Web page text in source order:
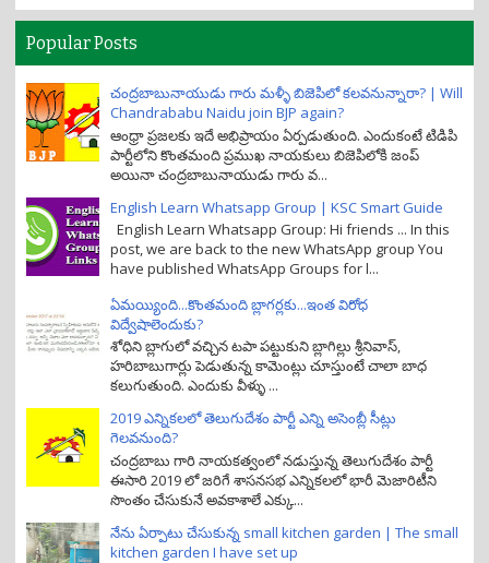
Popular Posts
చంద్రబాబునాయుడు గారు మళ్ళీ బిజెపిలో కలవనున్నారా? | Will
Chandrababu Naidu join BJP again?
ఆంధ్రా ప్రజలకు ఇదే అభిప్రాయం ఏర్పడుతుంది. ఎందుకంటే టిడిపి
పార్టీలోని కొంతమంది ప్రముఖ నాయకులు బిజెపిలోకి జంప్
అయినా చంద్రబాబునాయుడు గారు వ...
English Learn Whatsapp Group | KSC Smart Guide
English Learn Whatsapp Group: Hi friends ... In this
post, we are back to the new WhatsApp group You
have published WhatsApp Groups for l...
ఏమయ్యింది...కొంతమంది బ్లాగర్లకు...ఇంత విరోధ
విద్వేషాలెందుకు?
శోధిని బ్లాగులో వచ్చిన టపా పట్టుకుని బ్లాగిల్లు శ్రీనివాస్,
హరిబాబుగార్లు పెడుతున్న కామెంట్లు చూస్తుంటే చాలా బాధ
కలుగుతుంది. ఎందుకు వీళ్ళు ...
2019 ఎన్నికలలో తెలుగుదేశం పార్టీ ఎన్ని అసెంబ్లీ సీట్లు
గెలవనుంది?
చంద్రబాబు గారి నాయకత్వంలో నడుస్తున్న తెలుగుదేశం పార్టీ
ఈసారి 2019 లో జరిగే శాసనసభ ఎన్నికలలో భారీ మెజారిటీని
సొంతం చేసుకునే అవకాశాలే ఎక్కు...
నేను ఏర్పాటు చేసుకున్న small kitchen garden | The small
kitchen garden I have set up